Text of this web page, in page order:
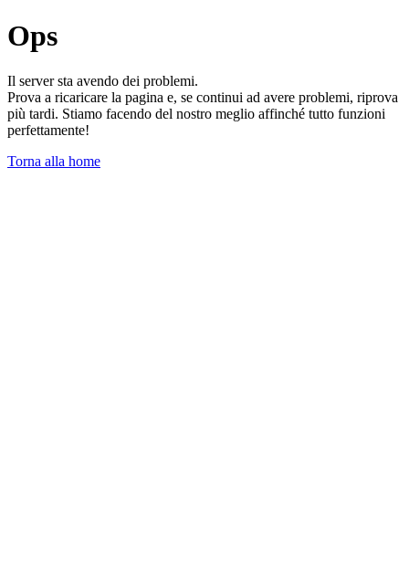
Ops
Il server sta avendo dei problemi.
Prova a ricaricare la pagina e, se continui ad avere problemi, riprova
più tardi. Stiamo facendo del nostro meglio affinché tutto funzioni
perfettamente!
Torna alla home